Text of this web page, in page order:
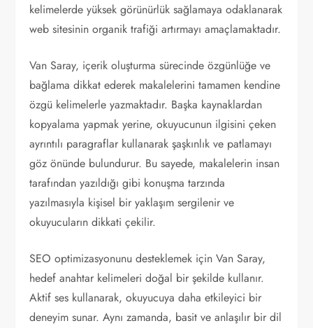
kelimelerde yüksek görünürlük sağlamaya odaklanarak
web sitesinin organik trafiği artırmayı amaçlamaktadır.
Van Saray, içerik oluşturma sürecinde özgünlüğe ve
bağlama dikkat ederek makalelerini tamamen kendine
özgü kelimelerle yazmaktadır. Başka kaynaklardan
kopyalama yapmak yerine, okuyucunun ilgisini çeken
ayrıntılı paragraflar kullanarak şaşkınlık ve patlamayı
göz önünde bulundurur. Bu sayede, makalelerin insan
tarafından yazıldığı gibi konuşma tarzında
yazılmasıyla kişisel bir yaklaşım sergilenir ve
okuyucuların dikkati çekilir.
SEO optimizasyonunu desteklemek için Van Saray,
hedef anahtar kelimeleri doğal bir şekilde kullanır.
Aktif ses kullanarak, okuyucuya daha etkileyici bir
deneyim sunar. Aynı zamanda, basit ve anlaşılır bir dil